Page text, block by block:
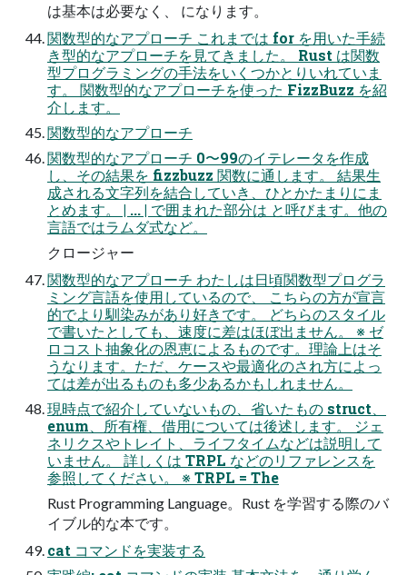
は基本は必要なく、 になります。
関数型的なアプローチ これまでは for を用いた手続
き型的なアプローチを見てきました。 Rust は関数
型プログラミングの手法をいくつかとりいれていま
す。 関数型的なアプローチを使った FizzBuzz を紹
介します。
関数型的なアプローチ
関数型的なアプローチ 0〜99のイテレータを作成
し、その結果を fizzbuzz 関数に通します。 結果生
成される文字列を結合していき、ひとかたまりにま
とめます。 | ... | で囲まれた部分は と呼びます。他の
言語ではラムダ式など。
クロージャー
関数型的なアプローチ わたしは日頃関数型プログラ
ミング言語を使用しているので、 こちらの方が宣言
的でより馴染みがあり好きです。 どちらのスタイル
で書いたとしても、速度に差はほぼ出ません。 ※ ゼ
ロコスト抽象化の恩恵によるものです。理論上はそ
うなります。ただ、ケースや最適化のされ方によっ
ては差が出るものも多少あるかもしれません。
現時点で紹介していないもの、省いたもの struct、
enum、所有権、借用については後述します。 ジェ
ネリクスやトレイト、ライフタイムなどは説明して
いません。 詳しくは TRPL などのリファレンスを
参照してください。 ※ TRPL = The
Rust Programming Language。Rust を学習する際のバ
イブル的な本です。
cat コマンドを実装する